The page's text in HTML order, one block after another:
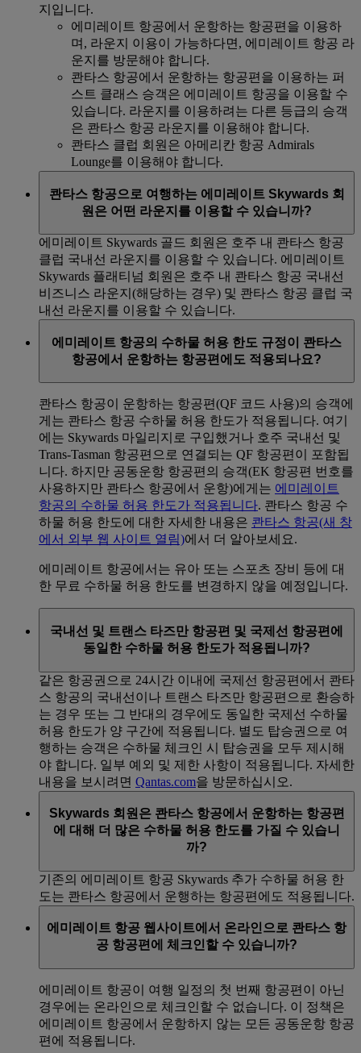
지입니다.
에미레이트 항공에서 운항하는 항공편을 이용하
며, 라운지 이용이 가능하다면, 에미레이트 항공 라
운지를 방문해야 합니다.
콴타스 항공에서 운항하는 항공편을 이용하는 퍼
스트 클래스 승객은 에미레이트 항공을 이용할 수
있습니다. 라운지를 이용하려는 다른 등급의 승객
은 콴타스 항공 라운지를 이용해야 합니다.
콴타스 클럽 회원은 아메리칸 항공 Admirals
Lounge를 이용해야 합니다.
콴타스 항공으로 여행하는 에미레이트 Skywards 회
원은 어떤 라운지를 이용할 수 있습니까?
에미레이트 Skywards 골드 회원은 호주 내 콴타스 항공
클럽 국내선 라운지를 이용할 수 있습니다. 에미레이트
Skywards 플래티넘 회원은 호주 내 콴타스 항공 국내선
비즈니스 라운지(해당하는 경우) 및 콴타스 항공 클럽 국
내선 라운지를 이용할 수 있습니다.
에미레이트 항공의 수하물 허용 한도 규정이 콴타스
항공에서 운항하는 항공편에도 적용되나요?
콴타스 항공이 운항하는 항공편(QF 코드 사용)의 승객에
게는 콴타스 항공 수하물 허용 한도가 적용됩니다. 여기
에는 Skywards 마일리지로 구입했거나 호주 국내선 및
Trans-Tasman 항공편으로 연결되는 QF 항공편이 포함됩
니다. 하지만 공동운항 항공편의 승객(EK 항공편 번호를
사용하지만 콴타스 항공에서 운항)에게는 에미레이트
항공의 수하물 허용 한도가 적용됩니다. 콴타스 항공 수
하물 허용 한도에 대한 자세한 내용은 콴타스 항공(새 창
에서 외부 웹 사이트 열림)에서 더 알아보세요.
에미레이트 항공에서는 유아 또는 스포츠 장비 등에 대
한 무료 수하물 허용 한도를 변경하지 않을 예정입니다.
국내선 및 트랜스 타즈만 항공편 및 국제선 항공편에
동일한 수하물 허용 한도가 적용됩니까?
같은 항공권으로 24시간 이내에 국제선 항공편에서 콴타
스 항공의 국내선이나 트랜스 타즈만 항공편으로 환승하
는 경우 또는 그 반대의 경우에도 동일한 국제선 수하물
허용 한도가 양 구간에 적용됩니다. 별도 탑승권으로 여
행하는 승객은 수하물 체크인 시 탑승권을 모두 제시해
야 합니다. 일부 예외 및 제한 사항이 적용됩니다. 자세한
내용을 보시려면 Qantas.com을 방문하십시오.
Skywards 회원은 콴타스 항공에서 운항하는 항공편
에 대해 더 많은 수하물 허용 한도를 가질 수 있습니
까?
기존의 에미레이트 항공 Skywards 추가 수하물 허용 한
도는 콴타스 항공에서 운행하는 항공편에도 적용됩니다.
에미레이트 항공 웹사이트에서 온라인으로 콴타스 항
공 항공편에 체크인할 수 있습니까?
에미레이트 항공이 여행 일정의 첫 번째 항공편이 아닌
경우에는 온라인으로 체크인할 수 없습니다. 이 정책은
에미레이트 항공에서 운항하지 않는 모든 공동운항 항공
편에 적용됩니다.